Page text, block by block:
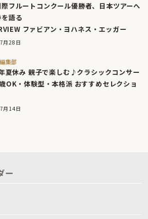
フルートコンクール優勝者、日本ツアーへ
語る
ファビアン・ヨハネス・エッガー
月28日
集部
夏休み 親子で楽しむ♪クラシックコンサー
OK・体験型・本格派 おすすめセレクショ
月14日
ー